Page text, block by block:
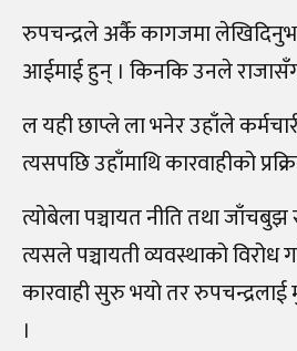
रुपचन्द्रले अर्कै कागजमा
आईमाई हुन् । किनकि उनले राजासँग
ल यही छाप्ले ला भनेर उहाँले
त्यसपछि उहाँमाथि कारवाहीको
त्योबेला पञ्चायत नीति तथा जाँचबुझ
त्यसले पञ्चायती व्यवस्थाको विरोध
कारवाही सुरु भयो तर रुपचन्द्रलाई
।